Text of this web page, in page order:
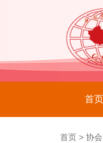
首页
首页 > 协